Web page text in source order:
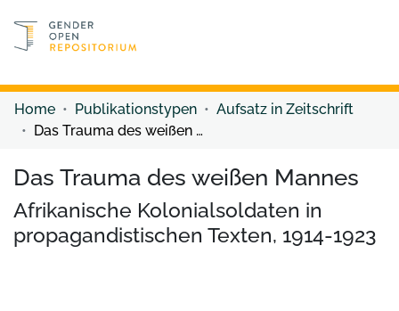
Discover content
Home Publikationstypen
Aufsatz in Zeitschrift
Das Trauma des weißen Mannes
Das Trauma des weißen Mannes
Afrikanische Kolonialsoldaten in
propagandistischen Texten, 1914-1923